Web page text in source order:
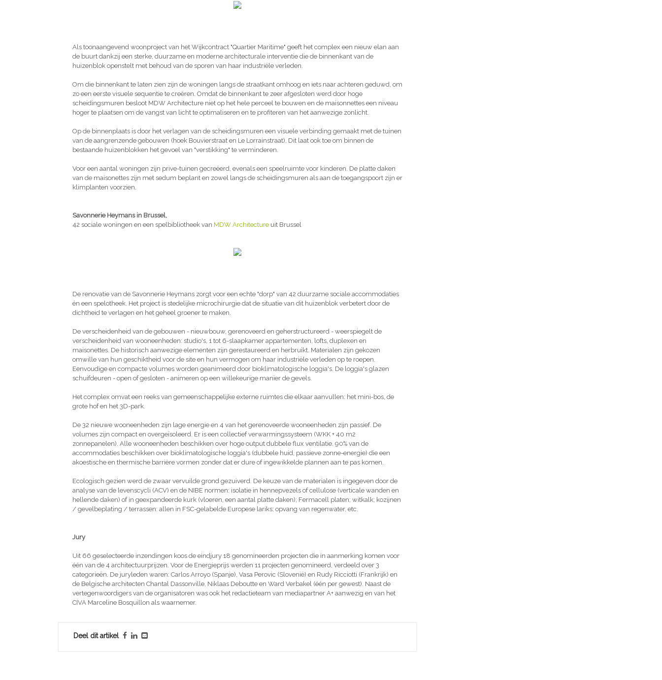
Als toonaangevend woonproject van het Wijkcontract "Quartier Maritime" geeft het complex een nieuw elan aan
de buurt dankzij een sterke, duurzame en moderne architecturale interventie die de binnenkant van de
huizenblok openstelt met behoud van de sporen van haar industriële verleden.
Om die binnenkant te laten zien zijn de woningen langs de straatkant omhoog en iets naar achteren geduwd, om
zo een eerste visuele sequentie te creëren. Omdat de binnenkant te zeer afgesloten werd door hoge
scheidingsmuren besloot MDW Architecture niet op het hele perceel te bouwen en de maisonnettes een niveau
hoger te plaatsen om de vangst van licht te optimaliseren en te profiteren van het aanwezige zonlicht.
Op de binnenplaats is door het verlagen van de scheidingsmuren een visuele verbinding gemaakt met de tuinen
van de aangrenzende gebouwen (hoek Bouvierstraat en Le Lorrainstraat). Dit laat ook toe om binnen de
bestaande huizenblokken het gevoel van "verstikking" te verminderen.
Voor een aantal woningen zijn prive-tuinen gecreëerd, evenals een speelruimte voor kinderen. De platte daken
van de maisonettes zijn met sedum beplant en zowel langs de scheidingsmuren als aan de toegangspoort zijn er
klimplanten voorzien.
Savonnerie Heymans in Brussel,
42 sociale woningen en een spelbibliotheek van MDW Architecture uit Brussel
De renovatie van de Savonnerie Heymans zorgt voor een echte "dorp" van 42 duurzame sociale accommodaties
én een spelotheek. Het project is stedelijke microchirurgie dat de situatie van dit huizenblok verbetert door de
dichtheid te verlagen en het geheel groener te maken.
De verscheidenheid van de gebouwen - nieuwbouw, gerenoveerd en geherstructureerd - weerspiegelt de
verscheidenheid van wooneenheden: studio's, 1 tot 6-slaapkamer appartementen, lofts, duplexen en
maisonettes. De historisch aanwezige elementen zijn gerestaureerd en herbruikt. Materialen zijn gekozen
omwille van hun geschiktheid voor de site en hun vermogen om haar industriële verleden op te roepen.
Eenvoudige en compacte volumes worden geanimeerd door bioklimatologische loggia's. De loggia's glazen
schuifdeuren - open of gesloten - animeren op een willekeurige manier de gevels.
Het complex omvat een reeks van gemeenschappelijke externe ruimtes die elkaar aanvullen: het mini-bos, de
grote hof en het 3D-park.
De 32 nieuwe wooneenheden zijn lage energie en 4 van het gerenoveerde wooneenheden zijn passief. De
volumes zijn compact en overgeïsoleerd. Er is een collectief verwarmingssysteem (WKK + 40 m2
zonnepanelen). Alle wooneenheden beschikken over hoge output dubbele flux ventilatie. 90% van de
accommodaties beschikken over bioklimatologische loggia's (dubbele huid, passieve zonne-energie) die een
akoestische en thermische barrière vormen zonder dat er dure of ingewikkelde plannen aan te pas komen.
Ecologisch gezien werd de zwaar vervuilde grond gezuiverd. De keuze van de materialen is ingegeven door de
analyse van de levenscycli (ACV) en de NIBE normen: isolatie in hennepvezels of cellulose (verticale wanden en
hellende daken) of in geexpandeerde kurk (vloeren, een aantal platte daken); Fermacell platen; witkalk; kozijnen
/ gevelbeplating / terrassen: allen in FSC-gelabelde Europese lariks; opvang van regenwater, etc.
Jury
Uit 66 geselecteerde inzendingen koos de eindjury 18 genomineerden projecten die in aanmerking komen voor
één van de 4 architectuurprijzen. Voor de Energieprijs werden 11 projecten genomineerd, verdeeld over 3
categorieën. De juryleden waren: Carlos Arroyo (Spanje), Vasa Perovic (Slovenië) en Rudy Ricciotti (Frankrijk) en
de Belgische architecten Chantal Dassonville, Niklaas Deboutte en Ward Verbakel (één per gewest). Naast de
vertegenwoordigers van de organisatoren was ook het redactieteam van mediapartner A+ aanwezig en van het
CIVA Marceline Bosquillon als waarnemer.
Deel dit artikel